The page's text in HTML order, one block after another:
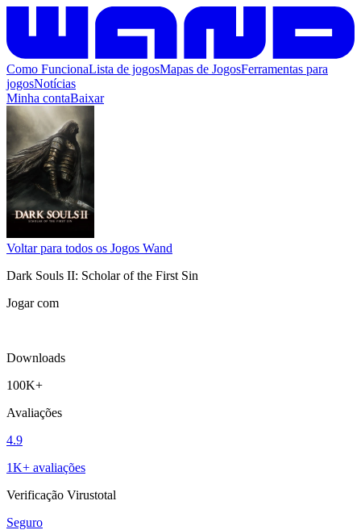
Como FuncionaLista de jogosMapas de JogosFerramentas para
jogosNotícias
Minha contaBaixar
Voltar para todos os Jogos Wand
Dark Souls II: Scholar of the First Sin
Jogar com
Downloads
100K+
Avaliações
4.9
1K+ avaliações
Verificação Virustotal
Seguro